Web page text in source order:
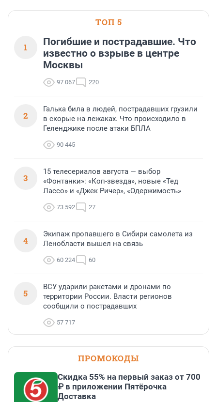
ТОП 5
1
Погибшие и пострадавшие. Что
известно о взрыве в центре
Москвы
97 067 220
2
Галька била в людей, пострадавших грузили
в скорые на лежаках. Что происходило в
Геленджике после атаки БПЛА
90 445
3
15 телесериалов августа — выбор
«Фонтанки»: «Коп-звезда», новые «Тед
Лассо» и «Джек Ричер», «Одержимость»
73 592 27
4
Экипаж пропавшего в Сибири самолета из
Ленобласти вышел на связь
60 224 60
5
ВСУ ударили ракетами и дронами по
территории России. Власти регионов
сообщили о пострадавших
57 717
ПРОМОКОДЫ
Скидка 55% на первый заказ от 700
₽ в приложении Пятёрочка
Доставка